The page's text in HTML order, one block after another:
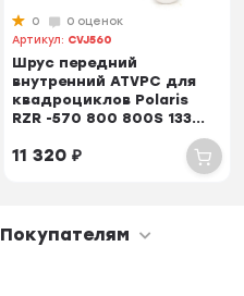
0
0 оценок
Артикул: CVJ560
Шрус передний
внутренний ATVPC для
квадроциклов Polaris
RZR -570 800 800S 133...
11 320₽
Покупателям